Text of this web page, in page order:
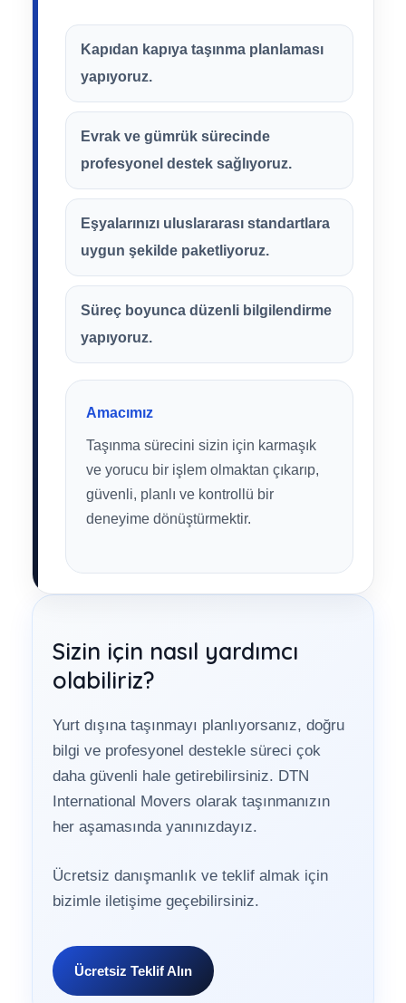
Kapıdan kapıya taşınma planlaması
yapıyoruz.
Evrak ve gümrük sürecinde
profesyonel destek sağlıyoruz.
Eşyalarınızı uluslararası standartlara
uygun şekilde paketliyoruz.
Süreç boyunca düzenli bilgilendirme
yapıyoruz.
Amacımız
Taşınma sürecini sizin için karmaşık
ve yorucu bir işlem olmaktan çıkarıp,
güvenli, planlı ve kontrollü bir
deneyime dönüştürmektir.
Sizin için nasıl yardımcı
olabiliriz?
Yurt dışına taşınmayı planlıyorsanız, doğru
bilgi ve profesyonel destekle süreci çok
daha güvenli hale getirebilirsiniz. DTN
International Movers olarak taşınmanızın
her aşamasında yanınızdayız.
Ücretsiz danışmanlık ve teklif almak için
bizimle iletişime geçebilirsiniz.
Ücretsiz Teklif Alın